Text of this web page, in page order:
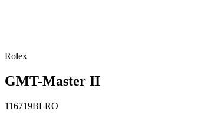
Rolex
GMT-Master II
116719BLRO